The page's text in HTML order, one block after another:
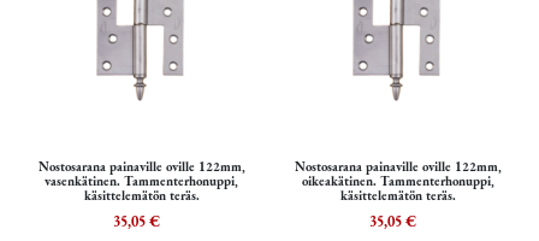
Nostosarana painaville oville 122mm,
vasenkätinen. Tammenterhonuppi,
käsittelemätön teräs.
35,05€
Nostosarana painaville oville 122mm,
oikeakätinen. Tammenterhonuppi,
käsittelemätön teräs.
35,05€